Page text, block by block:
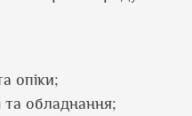
опіки;
та обладнання;